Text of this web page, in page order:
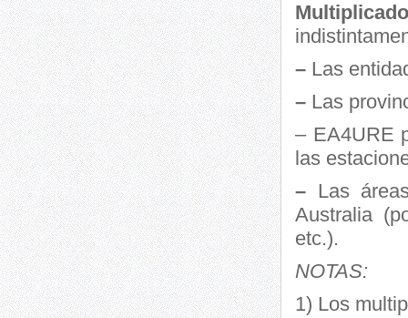
– Las
– Las
– EA4URE
las
– Las
Australia
etc.).
NOTAS:
1) Los